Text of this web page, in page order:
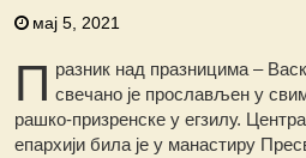
мај 5, 2021
П разник над празницима –
свечано је прослављен у
рашко-призренске у егзилу.
eпархији била је у манастиру